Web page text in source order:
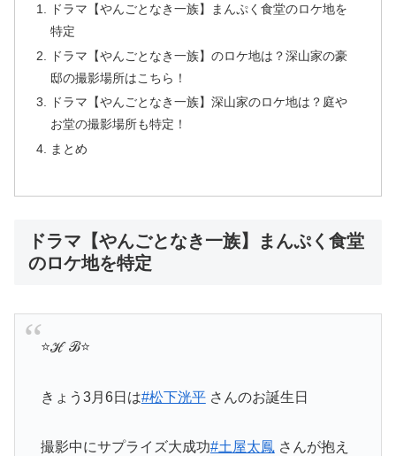
ドラマ【やんごとなき一族】まんぷく食堂のロケ地を
特定
ドラマ【やんごとなき一族】のロケ地は？深山家の豪
邸の撮影場所はこちら！
ドラマ【やんごとなき一族】深山家のロケ地は？庭や
お堂の撮影場所も特定！
まとめ
ドラマ【やんごとなき一族】まんぷく食堂
のロケ地を特定
⭐️ℋ ℬ⭐️
きょう3月6日は#松下洸平さんのお誕生日
撮影中にサプライズ大成功#土屋太鳳さんが抱え